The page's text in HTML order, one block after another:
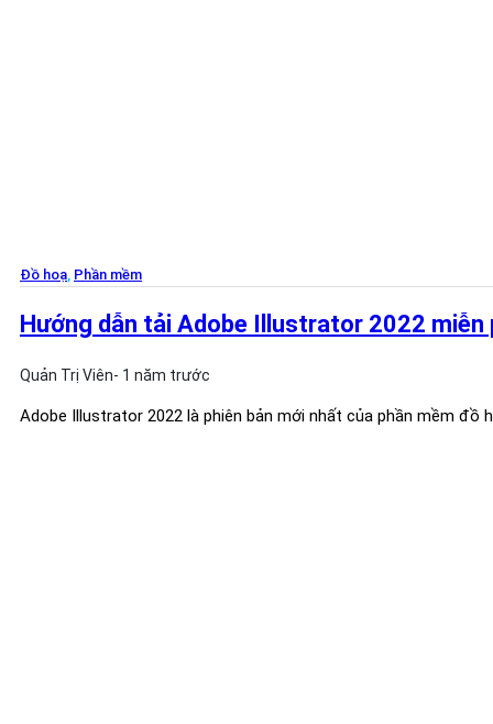
Đồ hoạ, Phần mềm
Hướng dẫn tải Adobe Illustrator 2022 miễn
Quản Trị Viên- 1 năm trước
Adobe Illustrator 2022 là phiên bản mới nhất của phần mềm đồ